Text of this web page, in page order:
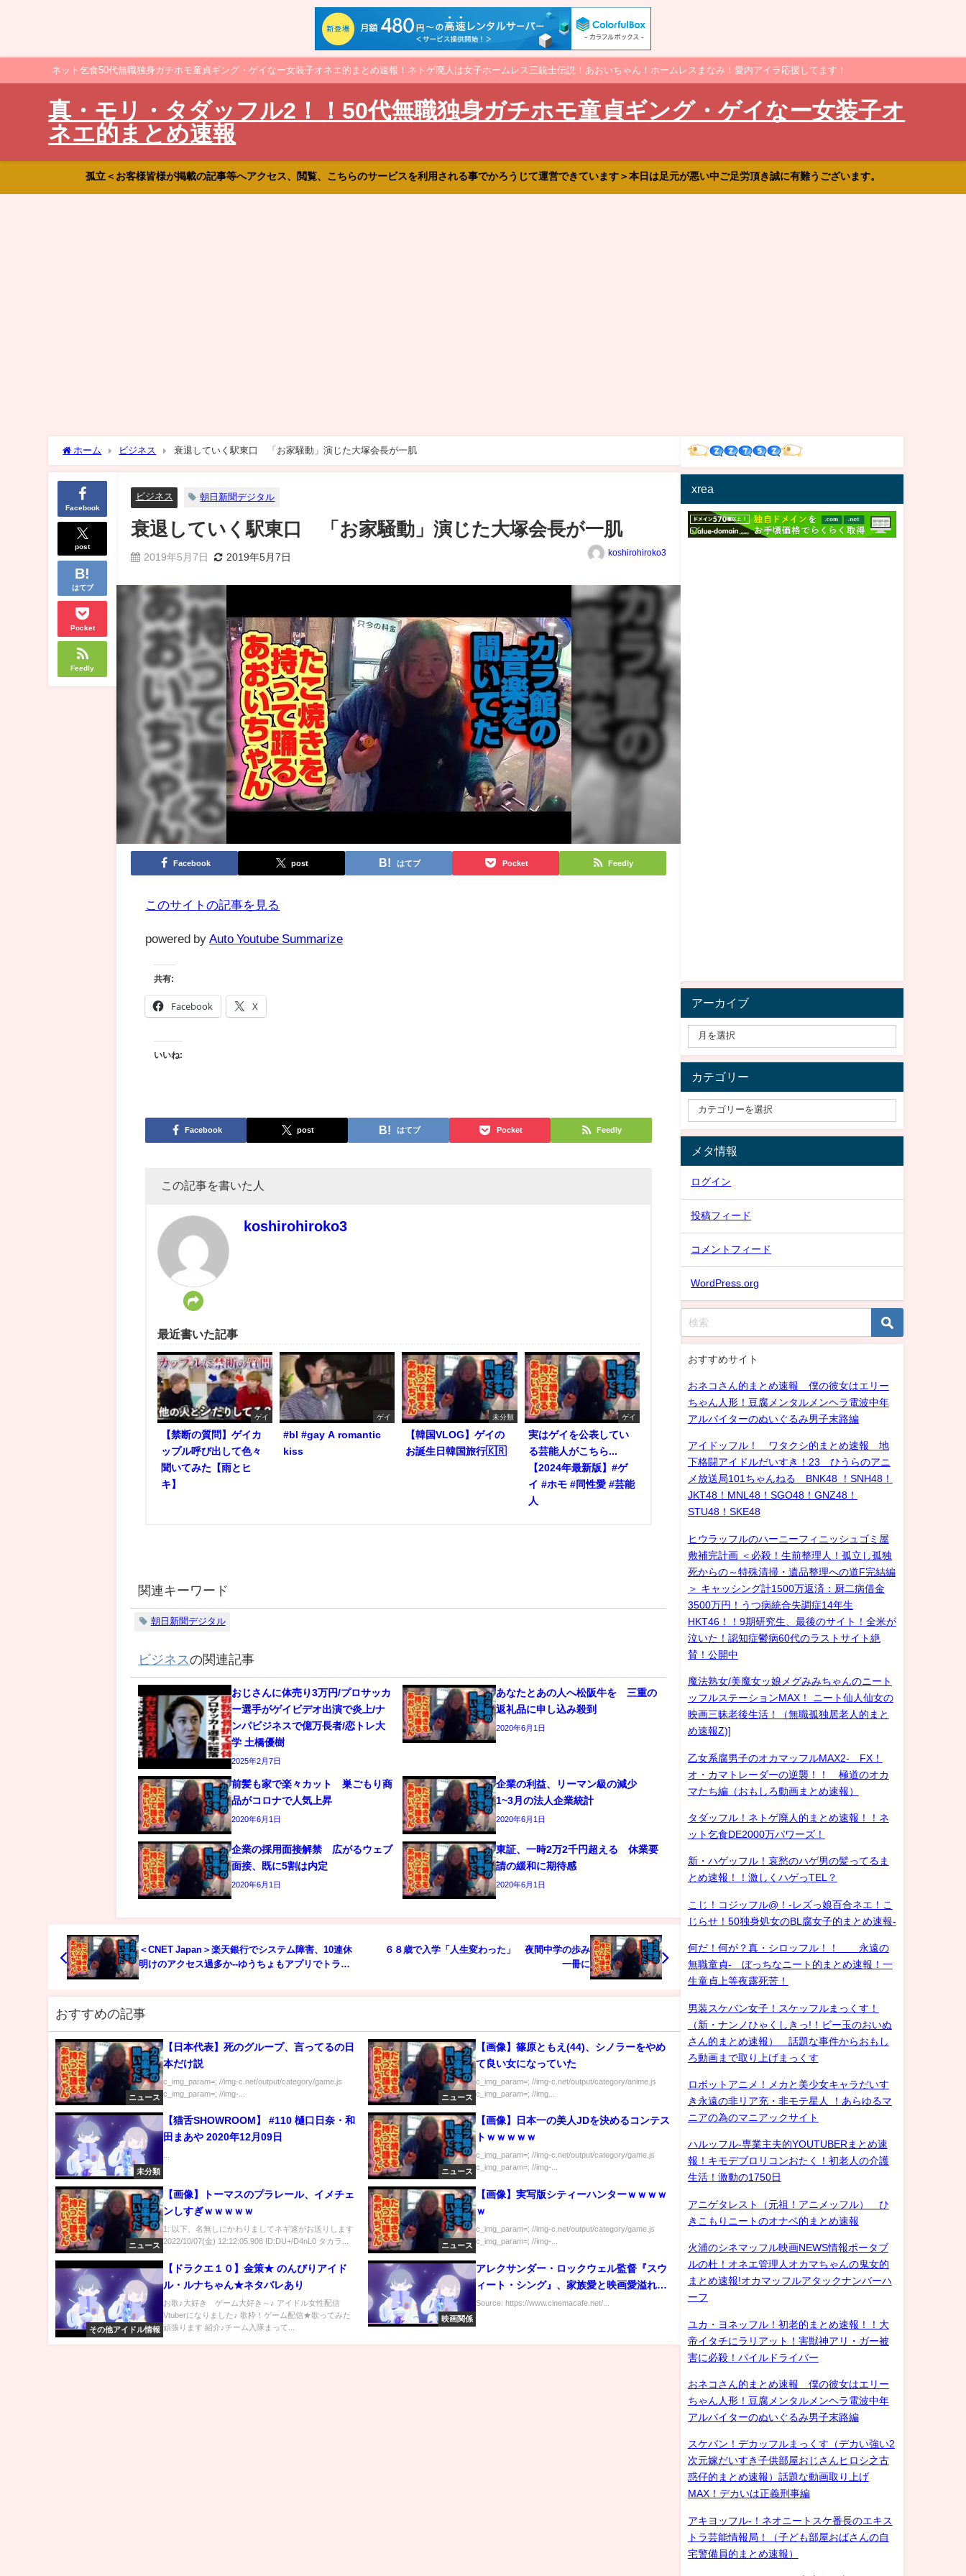
ネット乞食50代無職独身ガチホモ童貞ギング・ゲイなー女装子オネエ的まとめ速報！ネトゲ廃人は女子ホームレス三銃士伝説！あおいちゃん！ホームレスまなみ！愛内アイラ応援してます！
真・モリ・タダッフル2！！50代無職独身ガチホモ童貞ギング・ゲイなー女装子オ
ネエ的まとめ速報
孤立＜お客様皆様が掲載の記事等へアクセス、閲覧、こちらのサービスを利用される事でかろうじて運営できています＞本日は足元が悪い中ご足労頂き誠に有難うございます。
ホーム ビジネス 衰退していく駅東口 「お家騒動」演じた大塚会長が一肌
Facebook
post
はてブ
Pocket
Feedly
ビジネス 朝日新聞デジタル
衰退していく駅東口 「お家騒動」演じた大塚会長が一肌
2019年5月7日 2019年5月7日 koshirohiroko3
Facebook post はてブ Pocket Feedly
このサイトの記事を見る
powered by Auto Youtube Summarize
共有:
Facebook X
いいね:
Facebook post はてブ Pocket Feedly
この記事を書いた人
koshirohiroko3
最近書いた記事
ゲイ
【禁断の質問】ゲイカ
ップル呼び出して色々
聞いてみた【雨とヒ
キ】
ゲイ
#bl #gay A romantic
kiss
未分類
【韓国VLOG】ゲイの
お誕生日韓国旅行🇰🇷
ゲイ
実はゲイを公表してい
る芸能人がこちら...
【2024年最新版】#ゲ
イ #ホモ #同性愛 #芸能
人
関連キーワード
朝日新聞デジタル
ビジネスの関連記事
おじさんに体売り3万円/プロサッカ
ー選手がゲイビデオ出演で炎上/ナ
ンパビジネスで億万長者/恋トレ大
学 土橋優樹
2025年2月7日
あなたとあの人へ松阪牛を 三重の
返礼品に申し込み殺到
2020年6月1日
前髪も家で楽々カット 巣ごもり商
品がコロナで人気上昇
2020年6月1日
企業の利益、リーマン級の減少
1~3月の法人企業統計
2020年6月1日
企業の採用面接解禁 広がるウェブ
面接、既に5割は内定
2020年6月1日
東証、一時2万2千円超える 休業要
請の緩和に期待感
2020年6月1日
＜CNET Japan＞楽天銀行でシステム障害、10連休
明けのアクセス過多か--ゆうちょもアプリでトラブ
６８歳で入学「人生変わった」 夜間中学の歩み
一冊に
おすすめの記事
ニュース
【日本代表】死のグループ、言ってるの日
本だけ説
c_img_param=; //img-c.net/output/category/game.js
c_img_param=; //img-...
ニュース
【画像】篠原ともえ(44)、シノラーをやめ
て良い女になっていた
c_img_param=; //img-c.net/output/category/anime.js
c_img_param=; //img...
未分類
【猫舌SHOWROOM】 #110 樋口日奈・和
田まあや 2020年12月09日
ニュース
【画像】日本一の美人JDを決めるコンテス
トｗｗｗｗｗ
c_img_param=; //img-c.net/output/category/game.js
c_img_param=; //img-...
ニュース
【画像】トーマスのプラレール、イメチェ
ンしすぎｗｗｗｗｗ
1: 以下、名無しにかわりましてネギ速がお送りします
2022/10/07(金) 12:12:05.908 ID:DU+/D4nL0 タカラ...
ニュース
【画像】実写版シティーハンターｗｗｗｗ
ｗ
c_img_param=; //img-c.net/output/category/game.js
c_img_param=; //img-...
その他アイドル情報
【ドラクエ１０】金策★ のんびりアイド
ル・ルナちゃん★ネタバレあり
お歌♪大好き ゲーム大好き～♪ アイドル女性配信
Vtuberになりました♪ 歌枠！ゲーム配信★歌ってみた
頑張ります 紹介♪チーム入隊まって...
映画関係
アレクサンダー・ロックウェル監督『スウ
ィート・シング』、家族愛と映画愛溢れる
メイキング写真解禁
Source: https://www.cinemacafe.net/...
xrea
アーカイブ
カテゴリー
メタ情報
ログイン
投稿フィード
コメントフィード
WordPress.org
おすすめサイト
おネコさん的まとめ速報 僕の彼女はエリー
ちゃん人形！豆腐メンタルメンヘラ電波中年
アルバイターのぬいぐるみ男子末路編
アイドッフル！ ワタクシ的まとめ速報 地
下格闘アイドルだいすき！23 ひうらのアニ
メ放送局101ちゃんねる BNK48 ！SNH48！
JKT48！MNL48！SGO48！GNZ48！
STU48！SKE48
ヒウラッフルのハーニーフィニッシュゴミ屋
敷補完計画 ＜必殺！生前整理人！孤立し孤独
死からの～特殊清掃・遺品整理への道F完結編
＞ キャッシング計1500万返済：厨二病借金
3500万円！うつ病統合失調症14年生
HKT46！！9期研究生、最後のサイト！全米が
泣いた！認知症鬱病60代のラストサイト絶
賛！公開中
魔法熟女/美魔女ッ娘メグみみちゃんのニート
ッフルステーションMAX！ ニート仙人仙女の
映画三昧老後生活！（無職孤独居老人的まと
め速報Z)]
乙女系腐男子のオカマッフルMAX2- FX！
オ・カマトレーダーの逆襲！！ 極道のオカ
マたち編（おもしろ動画まとめ速報）
タダッフル！ネトゲ廃人的まとめ速報！！ネ
ット乞食DE2000万パワーズ！
新・ハゲッフル！哀愁のハゲ男の髪ってるま
とめ速報！！激しくハゲっTEL？
こじ！コジッフル@！-レズっ娘百合ネエ！こ
じらせ！50独身処女のBL腐女子的まとめ速報-
何だ！何が？真・シロッフル！！ 永遠の
無職童貞- ぼっちなニート的まとめ速報！一
生童貞上等夜露死苦！
男装スケバン女子！スケッフルまっくす！
（新・ナンノひゃくしきっ!！ビー玉のおいぬ
さん的まとめ速報） 話題な事件からおもし
ろ動画まで取り上げまっくす
ロボットアニメ！メカと美少女キャラだいす
き永遠の非リア充・非モテ星人 ！あらゆるマ
ニアの為のマニアックサイト
ハルッフル-専業主夫的YOUTUBERまとめ速
報！キモデブロリコンおたく！初老人の介護
生活！激動の1750日
アニゲタレスト（元祖！アニメッフル） ひ
きこもりニートのオナベ的まとめ速報
火浦のシネマッフル映画NEWS情報ポータブ
ルの杜！オネエ管理人オカマちゃんの鬼女的
まとめ速報!オカマッフルアタックナンバーハ
ーフ
ユカ・ヨネッフル！初老的まとめ速報！！大
帝イタチにラリアット！害獣神アリ・ガー被
害に必殺！パイルドライバー
おネコさん的まとめ速報 僕の彼女はエリー
ちゃん人形！豆腐メンタルメンヘラ電波中年
アルバイターのぬいぐるみ男子末路編
スケバン！デカッフルまっくす（デカい強い2
次元嫁だいすき子供部屋おじさんヒロシ之古
惑仔的まとめ速報）話題な動画取り上げ
MAX！デカいは正義刑事編
アキヨッフル-！ネオニートスケ番長のエキス
トラ芸能情報局！（子ども部屋おばさんの自
宅警備員的まとめ速報）